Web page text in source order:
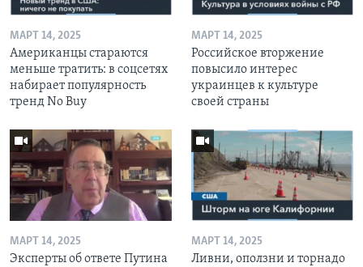
МАРТ 14, 2025
Американцы стараются
меньше тратить: в соцсетях
набирает популярность
тренд No Buy
МАРТ 14, 2025
Российское вторжение
повысило интерес
украинцев к культуре
своей страны
МАРТ 14, 2025
Эксперты об ответе Путина
МАРТ 14, 2025
Ливни, оползни и торнадо